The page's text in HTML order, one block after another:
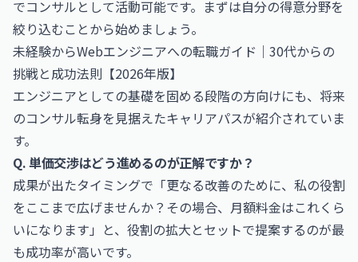
でコンサルとして活動可能です。まずは自分の得意分野を
絞り込むことから始めましょう。
未経験からWebエンジニアへの転職ガイド｜30代からの
挑戦と成功法則【2026年版】
エンジニアとしての基礎を固める段階の方向けにも、将来
のコンサル転身を見据えたキャリアパスが紹介されていま
す。
Q. 単価交渉はどう進めるのが正解ですか？
成果が出たタイミングで「更なる改善のために、私の役割
をここまで広げませんか？その場合、月額料金はこれくら
いになります」と、役割の拡大とセットで提案するのが最
も成功率が高いです。